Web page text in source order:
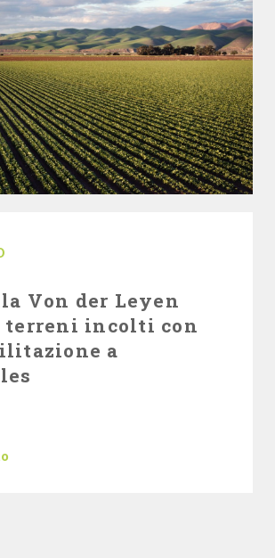
Von der Leyen
terreni incolti con
a